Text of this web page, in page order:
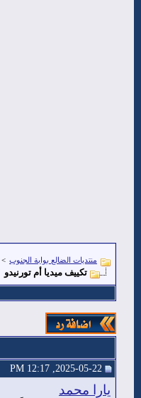
منتديات الضالع بوابة الجنوب >
تكييف ميديا أم تورنيدو
يارا محمد